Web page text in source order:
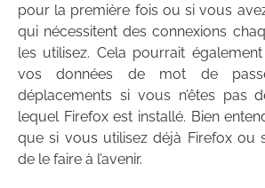
pour la première fois ou si vous
qui nécessitent des connexions
les utilisez. Cela pourrait également
vos données de mot de
déplacements si vous n’êtes pas
lequel Firefox est installé. Bien
que si vous utilisez déjà Firefox ou
de le faire à l’avenir.